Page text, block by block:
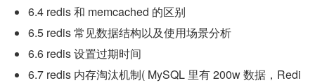
6.4 redis 和 memcached 的区别
6.5 redis 常见数据结构以及使用场景分析
6.6 redis 设置过期时间
6.7 redis 内存淘汰机制( MySQL 里有 200w 数据，Redi